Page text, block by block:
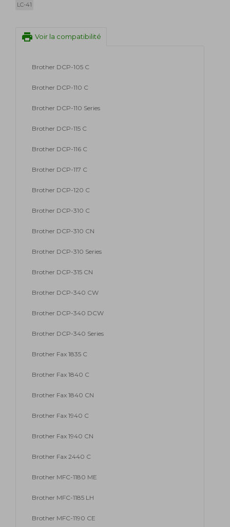
LC-41
print Voir la compatibilité
Brother DCP-105 C
Brother DCP-110 C
Brother DCP-110 Series
Brother DCP-115 C
Brother DCP-116 C
Brother DCP-117 C
Brother DCP-120 C
Brother DCP-310 C
Brother DCP-310 CN
Brother DCP-310 Series
Brother DCP-315 CN
Brother DCP-340 CW
Brother DCP-340 DCW
Brother DCP-340 Series
Brother Fax 1835 C
Brother Fax 1840 C
Brother Fax 1840 CN
Brother Fax 1940 C
Brother Fax 1940 CN
Brother Fax 2440 C
Brother MFC-1180 ME
Brother MFC-1185 LH
Brother MFC-1190 CE